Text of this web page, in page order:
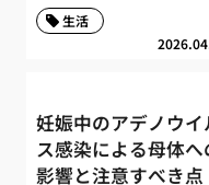
生活
妊娠中のアデノウイ
ス感染による母体へ
影響と注意すべき点